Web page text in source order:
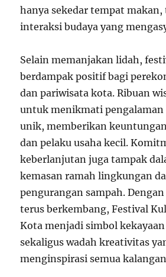
hanya sekedar tempat
interaksi budaya yang
Selain memanjakan lidah,
berdampak positif bagi
dan pariwisata kota. Ribuan
untuk menikmati
unik, memberikan
dan pelaku usaha kecil.
keberlanjutan juga tampak
kemasan ramah lingkungan
pengurangan sampah.
terus berkembang, Festival
Kota menjadi simbol kekayaan
sekaligus wadah kreativitas
menginspirasi semua